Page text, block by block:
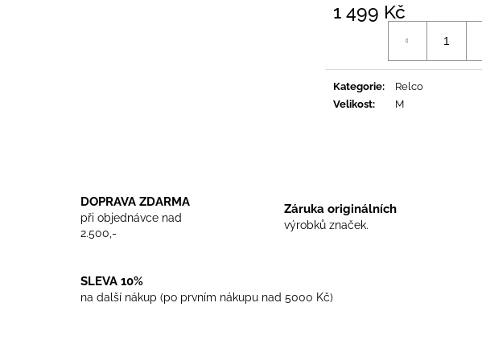
1 499 Kč
Kategorie:
Relco
Velikost: M
DOPRAVA ZDARMA
při objednávce nad
2.500,-
Záruka originálních
výrobků značek.
SLEVA 10%
na další nákup (po prvním nákupu nad 5000 Kč)
TRIKO SKINHEADS NEVER DIE -